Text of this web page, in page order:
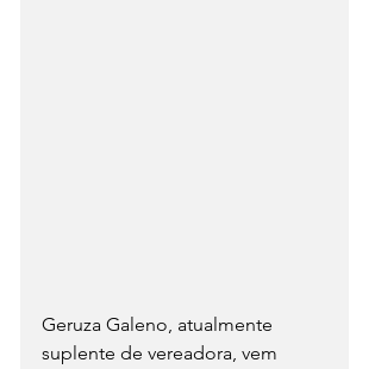
Geruza Galeno, atualmente
suplente de vereadora, vem